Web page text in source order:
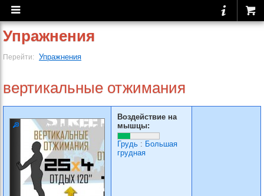
Упражнения
Перейти: Упражнения
вертикальные отжимания
Воздействие на
мышцы:
Грудь : Большая
грудная